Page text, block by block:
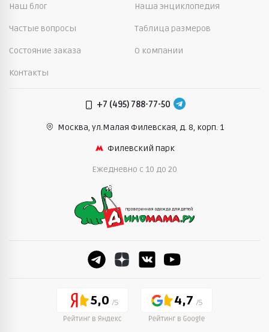
Наш блог Наша энциклопедия
Частые вопросы Таблица размеров
Состояние заказа О компании
Контакты
+7 (495) 788-77-50
Москва, ул.Малая Филевская, д. 8, корп. 1
Филевский парк
Ежедневно c 10 до 20
5,0 4,7